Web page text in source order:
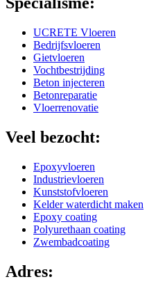
UCRETE Vloeren
Bedrijfsvloeren
Gietvloeren
Vochtbestrijding
Beton injecteren
Betonreparatie
Vloerrenovatie
Veel bezocht:
Epoxyvloeren
Industrievloeren
Kunststofvloeren
Kelder waterdicht maken
Epoxy coating
Polyurethaan coating
Zwembadcoating
Adres: